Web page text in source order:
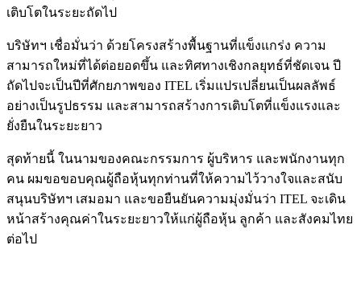
เติบโตในระยะถัดไป
บริษัทฯ เชื่อมั่นว่า ด้วยโครงสร้างพื้นฐานที่แข็งแกร่ง ความ
สามารถใหม่ที่ได้ต่อยอดขึ้น และทิศทางเชิงกลยุทธ์ที่ชัดเจน ปี
ถัดไปจะเป็นปีที่ศักยภาพของ ITEL เริ่มแปรเปลี่ยนเป็นผลลัพธ์
อย่างเป็นรูปธรรม และสามารถสร้างการเติบโตที่แข็งแรงและ
ยั่งยืนในระยะยาว
สุดท้ายนี้ ในนามของคณะกรรมการ ผู้บริหาร และพนักงานทุก
คน ผมขอขอบคุณผู้ถือหุ้นทุกท่านที่ให้ความไว้วางใจและสนับ
สนุนบริษัทฯ เสมอมา และขอยืนยันความมุ่งมั่นว่า ITEL จะเดิน
หน้าสร้างคุณค่าในระยะยาวให้แก่ผู้ถือหุ้น ลูกค้า และสังคมไทย
ต่อไป